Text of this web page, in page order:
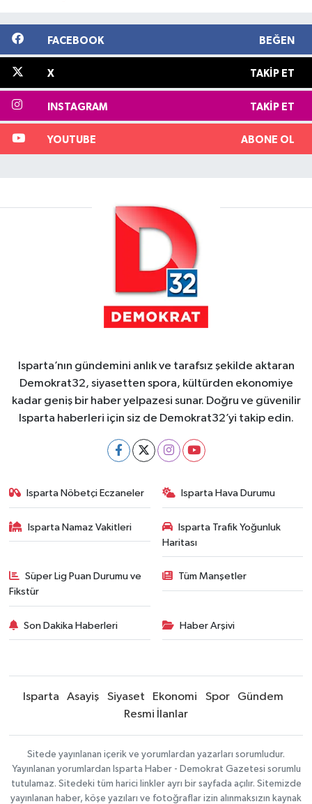
FACEBOOK BEĞEN
X TAKIP ET
INSTAGRAM TAKIP ET
YOUTUBE ABONE OL
Isparta’nın gündemini anlık ve tarafsız şekilde aktaran
Demokrat32, siyasetten spora, kültürden ekonomiye
kadar geniş bir haber yelpazesi sunar. Doğru ve güvenilir
Isparta haberleri için siz de Demokrat32’yi takip edin.
Isparta Nöbetçi Eczaneler Isparta Hava Durumu
Isparta Namaz Vakitleri
Isparta Trafik Yoğunluk
Haritası
Süper Lig Puan Durumu ve
Fikstür
Tüm Manşetler
Son Dakika Haberleri Haber Arşivi
Isparta Asayiş Siyaset Ekonomi Spor
Gündem
Resmi İlanlar
Sitede yayınlanan içerik ve yorumlardan yazarları sorumludur.
Yayınlanan yorumlardan Isparta Haber - Demokrat Gazetesi sorumlu
tutulamaz. Sitedeki tüm harici linkler ayrı bir sayfada açılır. Sitemizde
yayınlanan haber, köşe yazıları ve fotoğraflar izin alınmaksızın kaynak